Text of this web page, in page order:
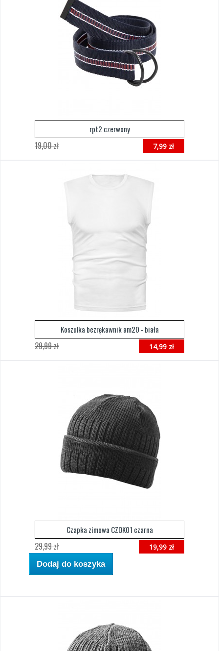
rpt2 czerwony
7,99 zł
19,00 zł
Koszulka bezrękawnik am20 - biała
14,99 zł
29,99 zł
Czapka zimowa CZOK01 czarna
19,99 zł
29,99 zł
Dodaj do koszyka